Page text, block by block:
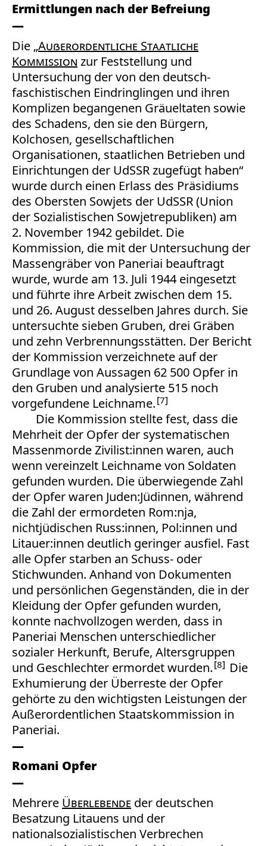
Ermittlungen nach der Befreiung
Die „Außerordentliche Staatliche
Kommission zur Feststellung und
Untersuchung der von den deutsch-
faschistischen Eindringlingen und ihren
Komplizen begangenen Gräueltaten sowie
des Schadens, den sie den Bürgern,
Kolchosen, gesellschaftlichen
Organisationen, staatlichen Betrieben und
Einrichtungen der UdSSR zugefügt haben“
wurde durch einen Erlass des Präsidiums
des Obersten Sowjets der UdSSR (Union
der Sozialistischen Sowjetrepubliken) am
2. November 1942 gebildet. Die
Kommission, die mit der Untersuchung der
Massengräber von Paneriai beauftragt
wurde, wurde am 13. Juli 1944 eingesetzt
und führte ihre Arbeit zwischen dem 15.
und 26. August desselben Jahres durch. Sie
untersuchte sieben Gruben, drei Gräben
und zehn Verbrennungsstätten. Der Bericht
der Kommission verzeichnete auf der
Grundlage von Aussagen 62 500 Opfer in
den Gruben und analysierte 515 noch
vorgefundene Leichname. 7
Die Kommission stellte fest, dass die
Mehrheit der Opfer der systematischen
Massenmorde Zivilist:innen waren, auch
wenn vereinzelt Leichname von Soldaten
gefunden wurden. Die überwiegende Zahl
der Opfer waren Juden:Jüdinnen, während
die Zahl der ermordeten Rom:nja,
nichtjüdischen Russ:innen, Pol:innen und
Litauer:innen deutlich geringer ausfiel. Fast
alle Opfer starben an Schuss- oder
Stichwunden. Anhand von Dokumenten
und persönlichen Gegenständen, die in der
Kleidung der Opfer gefunden wurden,
konnte nachvollzogen werden, dass in
Paneriai Menschen unterschiedlicher
sozialer Herkunft, Berufe, Altersgruppen
und Geschlechter ermordet wurden. 8
Die
Exhumierung der Überreste der Opfer
gehörte zu den wichtigsten Leistungen der
Außerordentlichen Staatskommission in
Paneriai.
Romani Opfer
Mehrere Überlebende der deutschen
Besatzung Litauens und der
nationalsozialistischen Verbrechen